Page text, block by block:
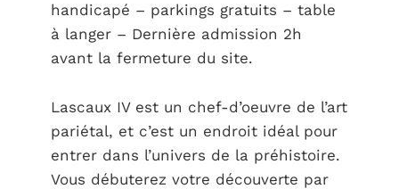
handicapé – parkings gratuits – table
à langer – Dernière admission 2h
avant la fermeture du site.
Lascaux IV est un chef-d’oeuvre de l’art
pariétal, et c’est un endroit idéal pour
entrer dans l’univers de la préhistoire.
Vous débuterez votre découverte par